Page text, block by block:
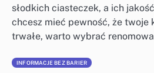
słodkich ciasteczek, a ich
chcesz mieć pewność, że twoje
trwałe, warto wybrać
INFORMACJE BEZ BARIER